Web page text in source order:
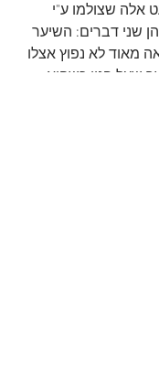
אלה שצולמו ע"י
שני דברים: השיער
מאוד לא נפוץ אצלו
שעל פניו כשהוא